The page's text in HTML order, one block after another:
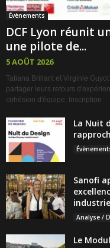
Évènements
DCF Lyon réunit
une pilote de...
5 AOÛT 2026
Tatiana Brillant et Virginie
partager leurs retours
cohésion d'équipe. Inscription
La Nuit
Sanofi
Analyse /
Le